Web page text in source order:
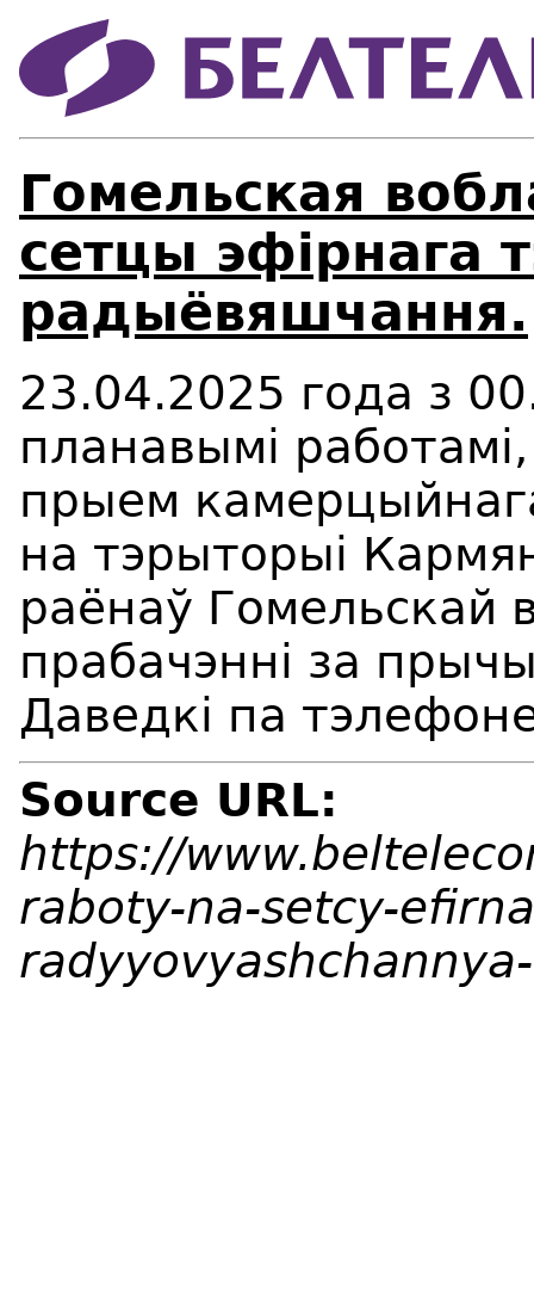
Гомельская
сетцы эфірнага
радыёвяшчання.
23.04.2025 года з
планавымі
прыем
на тэрыторыі
раёнаў Гомельскай
прабачэнні за
Даведкі па
Source URL:
https://
raboty-na-setcy-